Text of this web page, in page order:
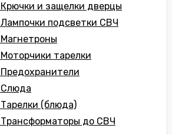
Крючки и защелки дверцы
Лампочки подсветки СВЧ
Магнетроны
Моторчики тарелки
Предохранители
Слюда
Тарелки (блюда)
Трансформаторы до СВЧ